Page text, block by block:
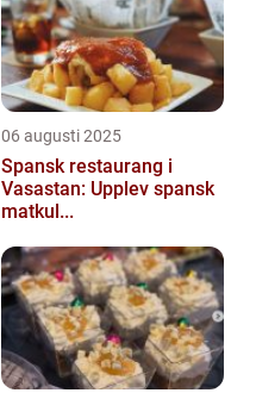
06 augusti 2025
Spansk restaurang i
Vasastan: Upplev spansk
matkul...